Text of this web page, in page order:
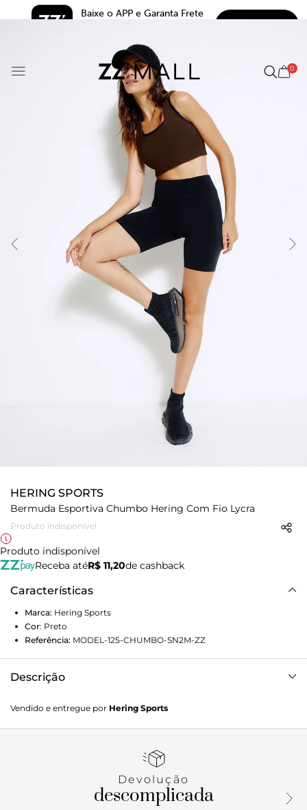
Baixe o APP e Garanta Frete
0
HERING SPORTS
Bermuda Esportiva Chumbo Hering Com Fio Lycra
Produto indisponível
Produto indisponível
Receba atéR$ 11,20de cashback
Características
Marca: Hering Sports
Cor: Preto
Referência: MODEL-125-CHUMBO-SN2M-ZZ
Descrição
com o fio LYCRA® original proporcionando uma maior
elasticidade, maior conforto e tecnologia. O tecido conta
agradável em contato com a pele. Detalhes da peça:Fio
Vendido e entregue por Hering Sports
Devolução
descomplicada